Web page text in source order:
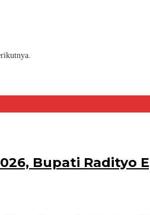
Bupati Radityo